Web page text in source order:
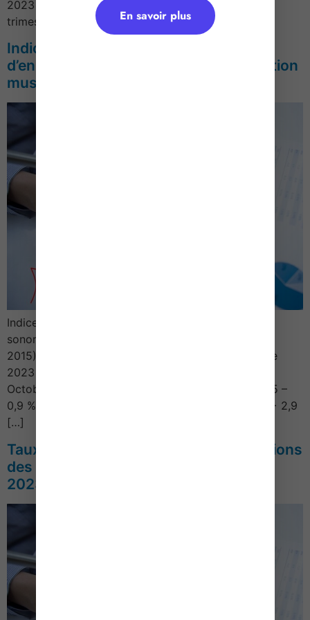
2023 2162 + 5,36 % 2 117 Référence 100 au 4e
trimestre 1953 Source : Indice du […]
Indice de la production de films,
d’enregistrements sonore et dans l’édition
musicale – Année 2023
Indice de la production de films, d’enregistrements
sonore et dans l’édition musicale (référence 100 en
2015) Période Indice Variation mensuelle Décembre
2023 130,0 + 7,4 % Novembre 2023 120,4 – 0,6 %
Octobre 2023 120,9 – 3,5 % Septembre 2023 132,5 –
0,9 % Août 2023 133,2 + 4,9 % Juillet 2023 124,7 + 2,9
[…]
Taux moyen de rendement des obligations
des sociétés privées (TMOP) – Année
2023
En savoir plus